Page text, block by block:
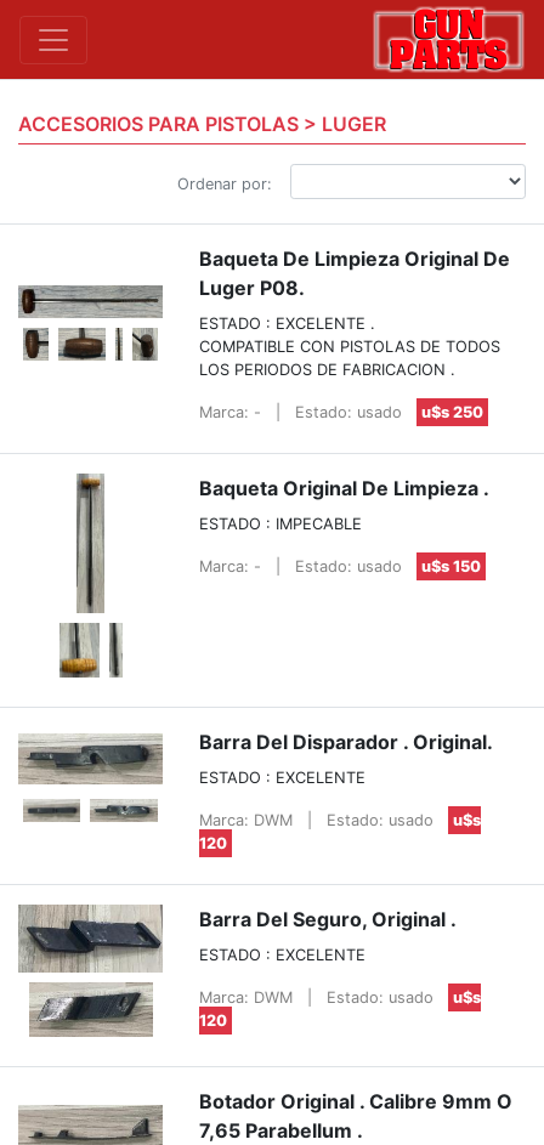
ACCESORIOS PARA PISTOLAS > LUGER
Ordenar por:
Baqueta De Limpieza Original De
Luger P08.
ESTADO : EXCELENTE .
COMPATIBLE CON PISTOLAS DE TODOS
LOS PERIODOS DE FABRICACION .
Marca: - Estado: usado u$s 250
Baqueta Original De Limpieza .
ESTADO : IMPECABLE
Marca: - Estado: usado u$s 150
Barra Del Disparador . Original.
ESTADO : EXCELENTE
Marca: DWM Estado: usado
u$s
120
Barra Del Seguro, Original .
ESTADO : EXCELENTE
Marca: DWM Estado: usado
u$s
120
Botador Original . Calibre 9mm O
7,65 Parabellum .